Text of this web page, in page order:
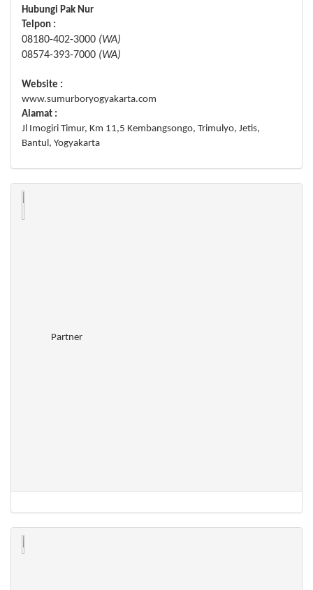
Hubungi Pak Nur
Telpon :
08180-402-3000 (WA)
08574-393-7000 (WA)
Website :
www.sumurboryogyakarta.com
Alamat :
Jl Imogiri Timur, Km 11,5 Kembangsongo, Trimulyo, Jetis,
Bantul, Yogyakarta
Partner